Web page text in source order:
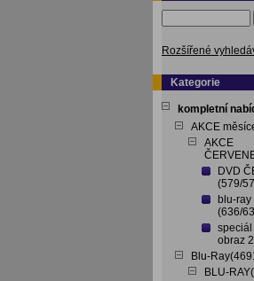
Rozšířené
Kategorie
kompletní
AKCE
AKCE
DVD
(579/
blu-ray
(636/
speciál
obraz
Blu-
BLU-